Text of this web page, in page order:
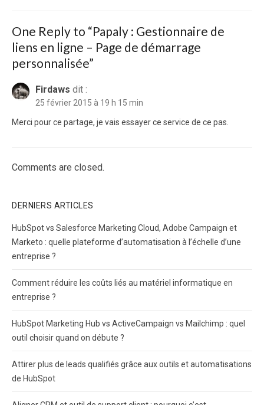
One Reply to “Papaly : Gestionnaire de
liens en ligne – Page de démarrage
personnalisée”
Firdaws dit :
25 février 2015 à 19 h 15 min
Merci pour ce partage, je vais essayer ce service de ce pas.
Comments are closed.
DERNIERS ARTICLES
HubSpot vs Salesforce Marketing Cloud, Adobe Campaign et
Marketo : quelle plateforme d’automatisation à l’échelle d’une
entreprise ?
Comment réduire les coûts liés au matériel informatique en
entreprise ?
HubSpot Marketing Hub vs ActiveCampaign vs Mailchimp : quel
outil choisir quand on débute ?
Attirer plus de leads qualifiés grâce aux outils et automatisations
de HubSpot